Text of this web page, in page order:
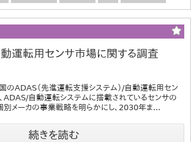
運転用センサ市場に関する調査
のADAS（先進運転支援システム）/自動運転用セン
ADAS/自動運転システムに搭載されているセンサの
別メーカの事業戦略を明らかにし、2030年ま...
続きを読む